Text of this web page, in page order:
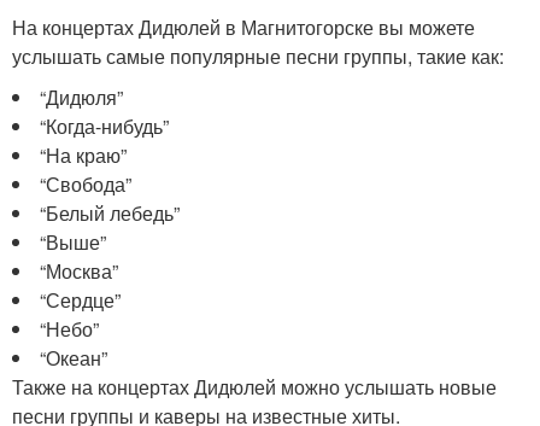
На концертах Дидюлей в Магнитогорске вы можете
услышать самые популярные песни группы, такие как:
“Дидюля”
“Когда-нибудь”
“На краю”
“Свобода”
“Белый лебедь”
“Выше”
“Москва”
“Сердце”
“Небо”
“Океан”
Также на концертах Дидюлей можно услышать новые
песни группы и каверы на известные хиты.